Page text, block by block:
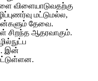
விளையாடுவதற்கு
மட்டுமல்ல,
தேவை.
சிறந்த ஆதரவாகும்.
இன்